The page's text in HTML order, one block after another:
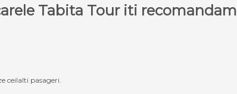
Tabita Tour iti recomandam
ceilalti pasageri.